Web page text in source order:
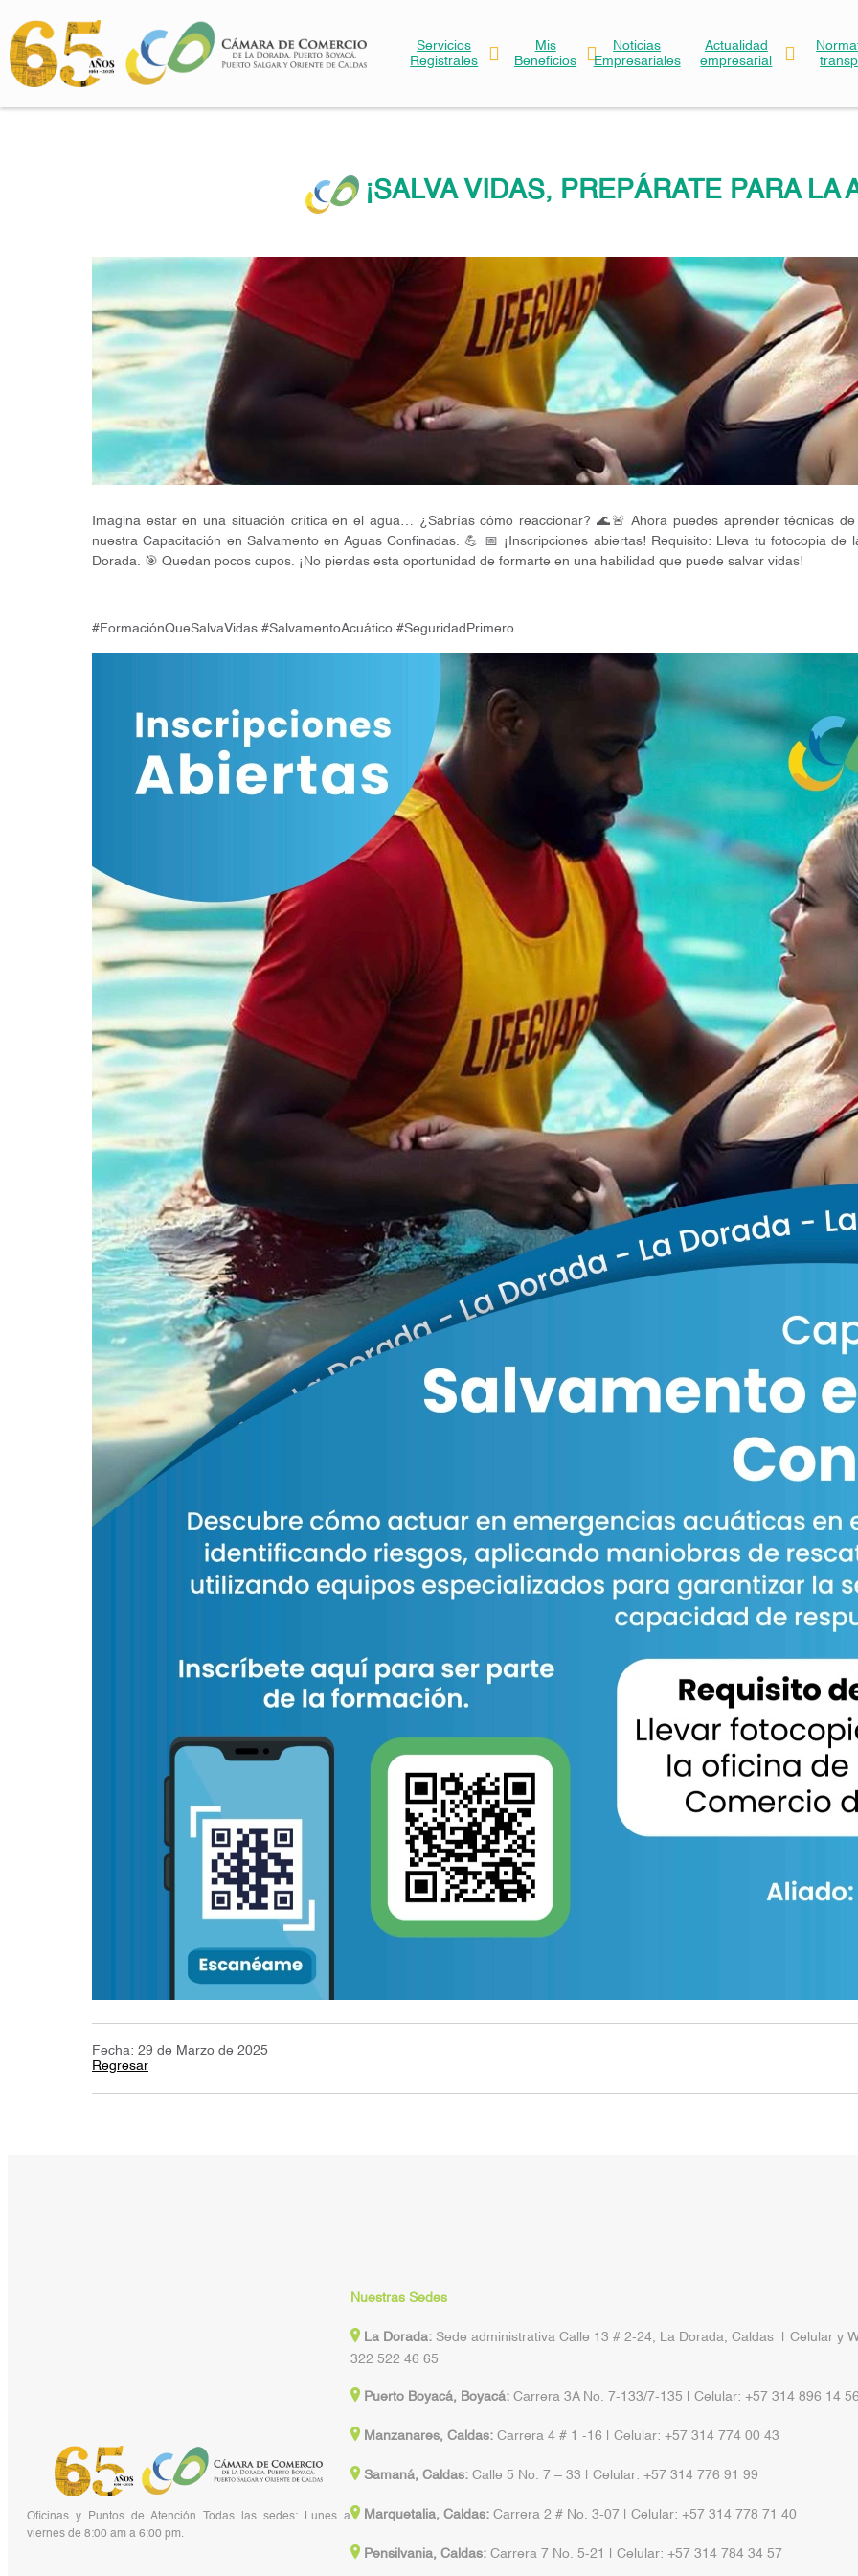
Servicios
Registrales
Mis
Beneficios
Noticias
Empresariales
Actualidad
empresarial
¡SALVA VIDAS, PREPÁRATE PARA LA
Imagina estar en una situación crítica en el agua… ¿Sabrías cómo reaccionar? 🌊🚨 Ahora puedes aprender técnicas
nuestra Capacitación en Salvamento en Aguas Confinadas. 💪 📅 ¡Inscripciones abiertas! Requisito: Lleva tu fotocopia
Dorada. 🎯 Quedan pocos cupos. ¡No pierdas esta oportunidad de formarte en una habilidad que puede salvar vidas!
#FormaciónQueSalvaVidas #SalvamentoAcuático #SeguridadPrimero
Fecha: 29 de Marzo de 2025
Regresar
Oficinas y Puntos de Atención Todas las sedes: Lunes a
viernes de 8:00 am a 6:00 pm.
Nuestras Sedes
La Dorada:Sede administrativa Calle 13 # 2-24, La Dorada, Caldas | Celular y
322 522 46 65
Puerto Boyacá, Boyacá:Carrera 3A No. 7-133/7-135 | Celular: +57 314 896 14
Manzanares, Caldas:Carrera 4 # 1 -16 | Celular: +57 314 774 00 43
Samaná, Caldas: Calle 5 No. 7 – 33 | Celular: +57 314 776 91 99
Marquetalia, Caldas:Carrera 2 # No. 3-07 | Celular: +57 314 778 71 40
Pensilvania, Caldas:Carrera 7 No. 5-21 | Celular: +57 314 784 34 57